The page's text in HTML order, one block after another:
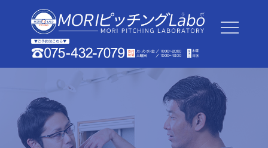
content